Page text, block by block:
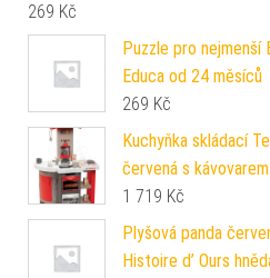
269 Kč
Puzzle pro nejmenší
Educa od 24 měsíců
269 Kč
Kuchyňka skládací
červená s
1 719 Kč
Plyšová panda
Histoire d’ Ours